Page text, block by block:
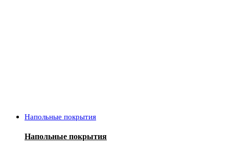
Напольные покрытия
Напольные покрытия